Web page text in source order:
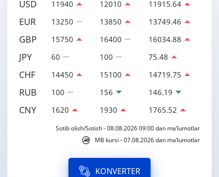
USD 11940 12010 11915.64
EUR 13250 13850 13749.46
GBP 15750 16400 16034.88
JPY 60 100 75.48
CHF 14450 15100 14719.75
RUB 100 156 146.19
CNY 1620 1930 1765.52
Sotib olish/Sotish - 08.08.2026 09:00 dan ma’lumotlar
MB kursi - 07.08.2026 dan ma’lumotlar
KONVERTER